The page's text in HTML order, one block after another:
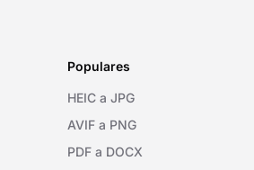
Populares
HEIC a JPG
AVIF a PNG
PDF a DOCX